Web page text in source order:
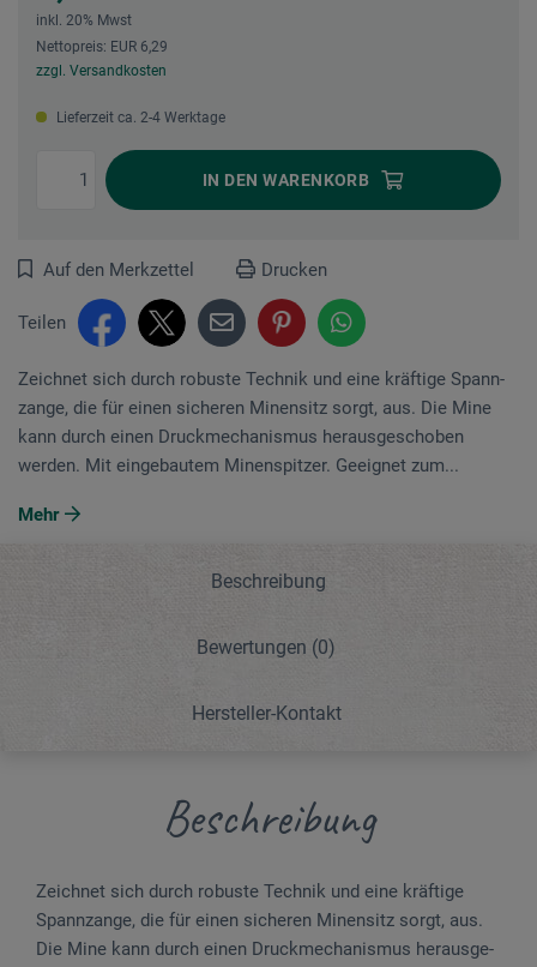
inkl. 20% Mwst
Nettopreis: EUR 6,29
zzgl. Versandkosten
Lieferzeit ca. 2-4 Werktage
IN DEN WARENKORB
Auf den Merkzettel Drucken
Teilen
Zeichnet sich durch robuste Technik und eine kräf­ti­ge Spann­
zange, die für einen sicheren Minen­­sitz sorgt, aus. Die Mine
kann durch einen Druck­mechanismus herausge­schoben
werden. Mit eingebautem Minen­spitzer. Geeignet zum...
Mehr
Beschreibung
Bewertungen (0)
Hersteller-Kontakt
Beschreibung
Zeichnet sich durch robuste Technik und eine kräf­ti­ge
Spann­zange, die für einen sicheren Minen­­sitz sorgt, aus.
Die Mine kann durch einen Druck­mechanismus herausge­